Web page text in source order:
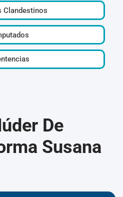
Clandestinos
De
Susana